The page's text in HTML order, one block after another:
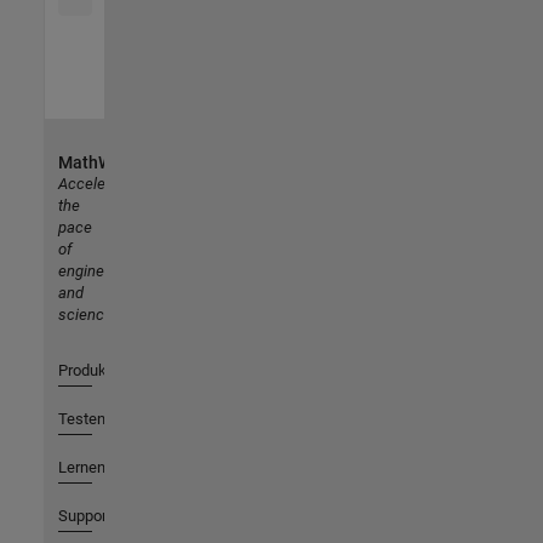
MathWorks
Accelerating
the
pace
of
engineering
and
science
Produkte
Testen oder Kaufen
Lernen
Support